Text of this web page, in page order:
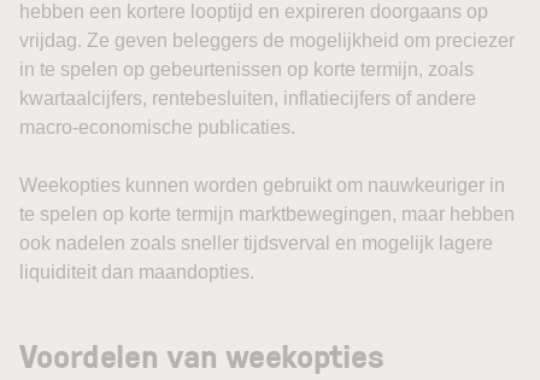
hebben een kortere looptijd en expireren doorgaans op
vrijdag. Ze geven beleggers de mogelijkheid om preciezer
in te spelen op gebeurtenissen op korte termijn, zoals
kwartaalcijfers, rentebesluiten, inflatiecijfers of andere
macro-economische publicaties.
Weekopties kunnen worden gebruikt om nauwkeuriger in
te spelen op korte termijn marktbewegingen, maar hebben
ook nadelen zoals sneller tijdsverval en mogelijk lagere
liquiditeit dan maandopties.
Voordelen van weekopties